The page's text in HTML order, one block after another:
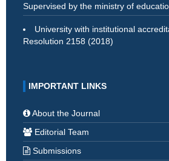
Supervised by the ministry of
University with institutional
Resolution 2158 (2018)
IMPORTANT LINKS
About the Journal
Editorial Team
Submissions